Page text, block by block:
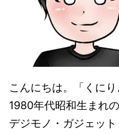
こんにちは。「くにり
1980年代昭和生まれ
デジモノ・ガジェッ